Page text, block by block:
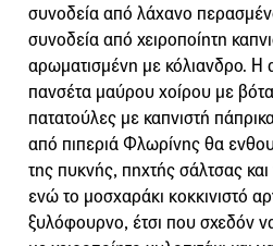
συνοδεία από λάχανο
συνοδεία από χειροποίητη
αρωματισμένη με κόλιανδρο. Η
πανσέτα μαύρου χοίρου με
πατατούλες με καπνιστή
από πιπεριά Φλωρίνης θα
της πυκνής, πηχτής σάλτσας
ενώ το μοσχαράκι κοκκινιστό
ξυλόφουρνο, έτσι που σχεδόν